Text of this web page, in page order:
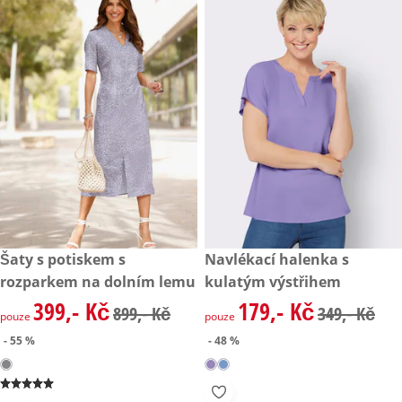
zlevněná cena: 399,- Kč, původní cena: 899,- Kč
- 55 %
Šaty s potiskem s
rozparkem na dolním lemu
zlevněná cena: 399,- Kč, původní cena: 899,- Kč
pouze 399,- Kč899,- Kč
- 55 %
zlevněná cena: 179,- Kč,
- 48 %
Navlékací halenka s
kulatým výstřihem
zlevněná cena: 179,- Kč,
pouze 179,- Kč349,- Kč
- 48 %